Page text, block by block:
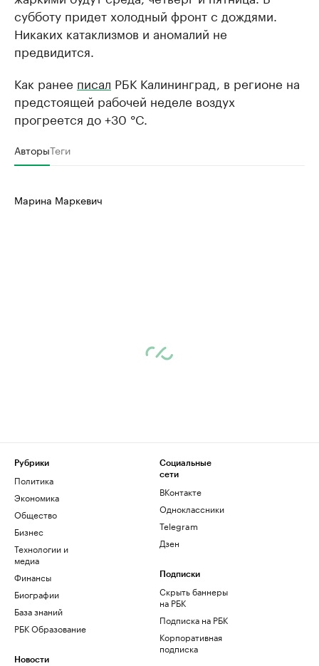
субботу придет холодный фронт с дождями.
Никаких катаклизмов и аномалий не
предвидится.
Как ранее писал РБК Калининград, в регионе на
предстоящей рабочей неделе воздух
прогреется до +30 °C.
АвторыТеги
Марина Маркевич
Рубрики
Политика
Экономика
Общество
Бизнес
Технологии и
медиа
Финансы
Биографии
База знаний
РБК Образование
Новости
Социальные
сети
ВКонтакте
Одноклассники
Telegram
Дзен
Подписки
Скрыть баннеры
на РБК
Подписка на РБК
Корпоративная
подписка